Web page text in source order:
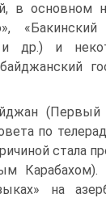
в основном
и др.) и
(Первый
по
стала
на